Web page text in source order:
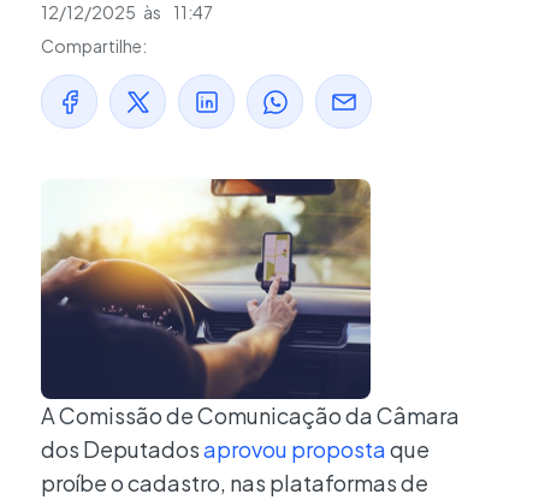
12/12/2025 às
11:47
Compartilhe:
A Comissão de Comunicação da Câmara
dos Deputadosaprovou propostaque
proíbe o cadastro, nas plataformas de